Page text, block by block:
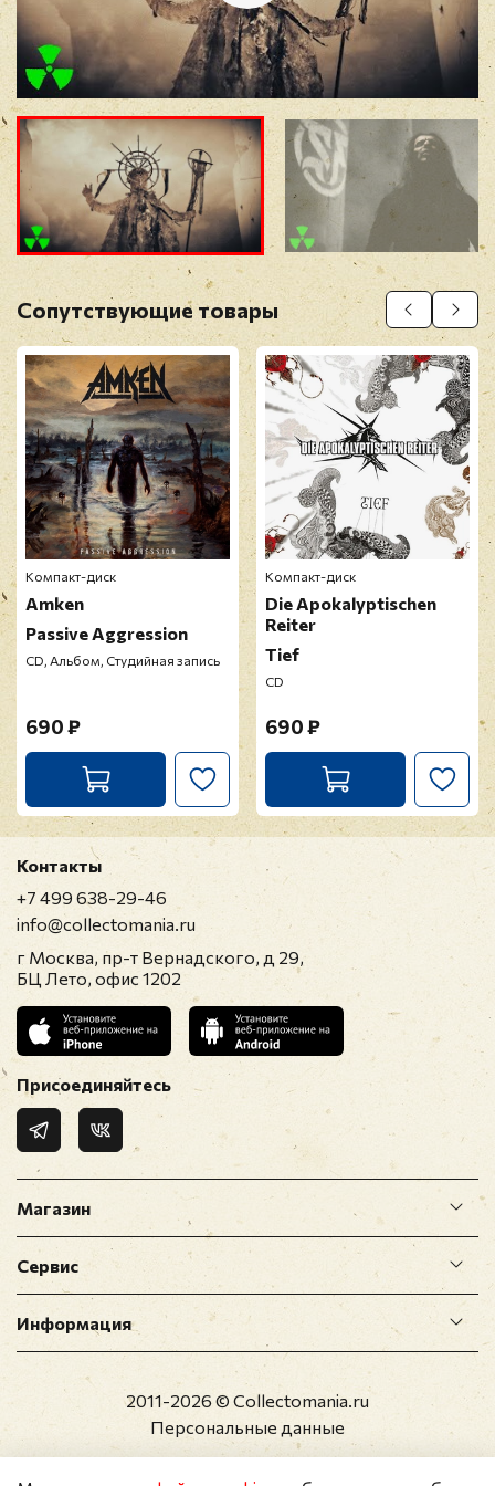
Отзыв *
Прикрепить фото
Оставить отзыв
Перед публикацией отзывы проходят
модерацию
Сопутствующие товары
Компакт-диск
Amken
Passive Aggression
CD, Альбом, Студийная запись
690 ₽
Компакт-диск
Die Apokalyptischen
Reiter
Tief
CD
690 ₽
Магазин
Сервис
Информация
Контакты
+7 499 638-29-46
info@collectomania.ru
г Москва, пр-т Вернадского, д 29,
БЦ Лето, офис 1202
Присоединяйтесь
2011-2026 © Collectomania.ru
Персональные данные